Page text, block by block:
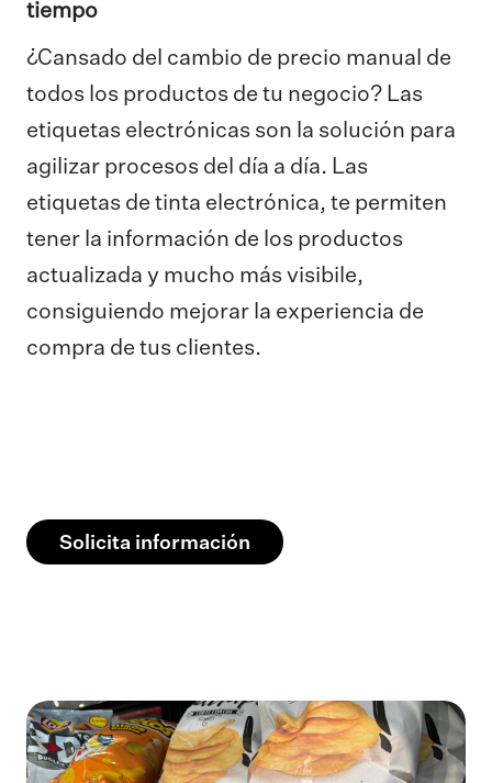
tiempo
¿Cansado del cambio de precio manual de
todos los productos de tu negocio? Las
etiquetas electrónicas son la solución para
agilizar procesos del día a día. Las
etiquetas de tinta electrónica, te permiten
tener la información de los productos
actualizada y mucho más visibile,
consiguiendo mejorar la experiencia de
compra de tus clientes.
Solicita información